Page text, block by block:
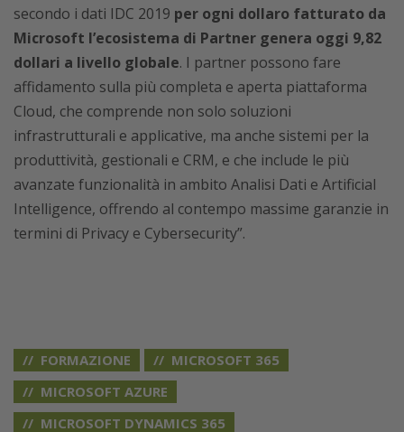
secondo i dati IDC 2019 per ogni dollaro fatturato da
Microsoft l’ecosistema di Partner genera oggi 9,82
dollari a livello globale. I partner possono fare
affidamento sulla più completa e aperta piattaforma
Cloud, che comprende non solo soluzioni
infrastrutturali e applicative, ma anche sistemi per la
produttività, gestionali e CRM, e che include le più
avanzate funzionalità in ambito Analisi Dati e Artificial
Intelligence, offrendo al contempo massime garanzie in
termini di Privacy e Cybersecurity”.
FORMAZIONE
MICROSOFT 365
MICROSOFT AZURE
MICROSOFT DYNAMICS 365